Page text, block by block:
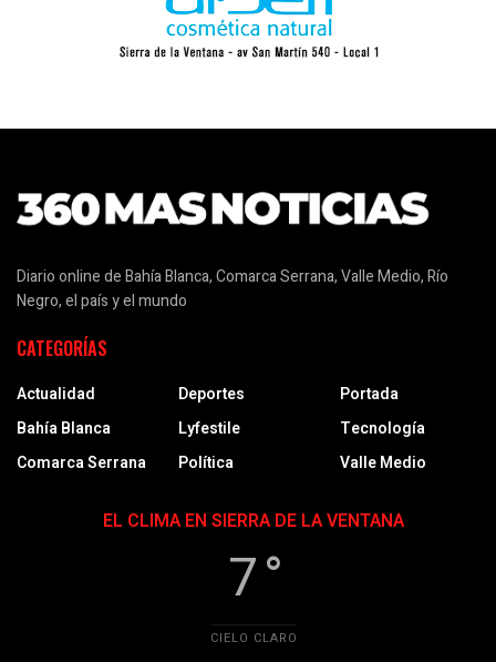
Diario online de Bahía Blanca, Comarca Serrana, Valle Medio, Río
Negro, el país y el mundo
CATEGORÍAS
Actualidad
Bahía Blanca
Comarca Serrana
Deportes
Lyfestile
Política
Portada
Tecnología
Valle Medio
EL CLIMA EN SIERRA DE LA VENTANA
7 °
CIELO CLARO